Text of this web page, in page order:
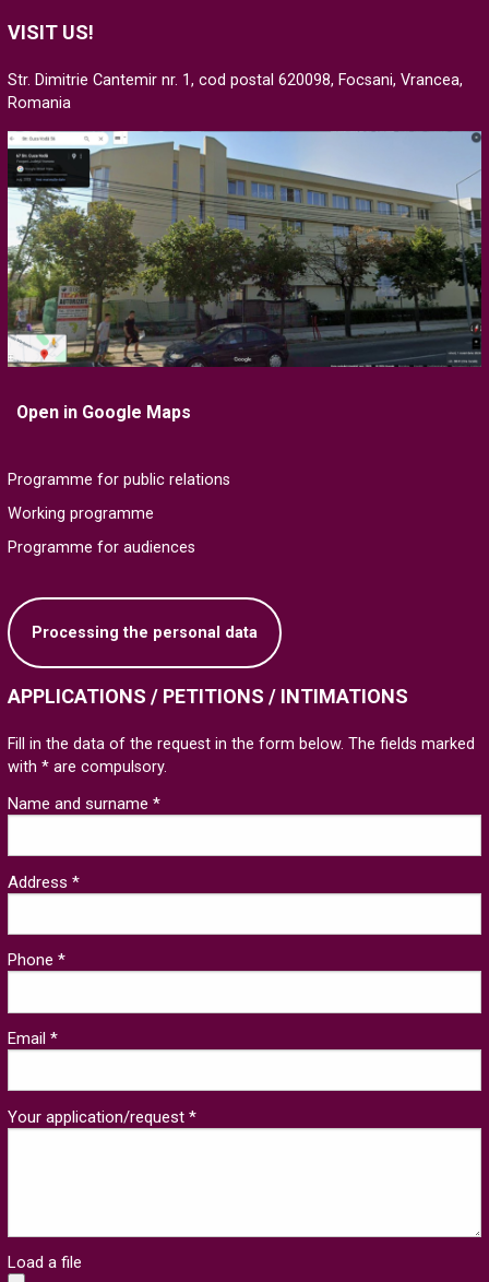
VISIT US!
Str. Dimitrie Cantemir nr. 1, cod postal 620098, Focsani, Vrancea,
Romania
Open in Google Maps
Programme for public relations
Working programme
Programme for audiences
Processing the personal data
APPLICATIONS / PETITIONS / INTIMATIONS
Fill in the data of the request in the form below. The fields marked
with * are compulsory.
Name and surname *
Address *
Phone *
Email *
Your application/request *
Load a file